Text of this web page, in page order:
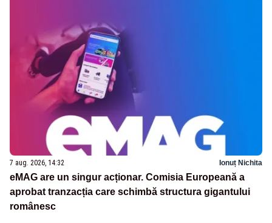
7 aug. 2026, 14:32 Ionuț Nichita
eMAG are un singur acționar. Comisia Europeană a
aprobat tranzacția care schimbă structura gigantului
românesc